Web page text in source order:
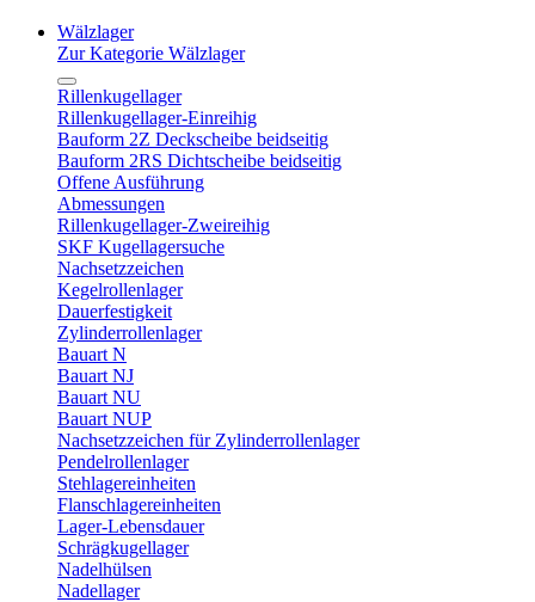
Wälzlager
Zur Kategorie Wälzlager
Rillenkugellager
Rillenkugellager-Einreihig
Bauform 2Z Deckscheibe beidseitig
Bauform 2RS Dichtscheibe beidseitig
Offene Ausführung
Abmessungen
Rillenkugellager-Zweireihig
SKF Kugellagersuche
Nachsetzzeichen
Kegelrollenlager
Dauerfestigkeit
Zylinderrollenlager
Bauart N
Bauart NJ
Bauart NU
Bauart NUP
Nachsetzzeichen für Zylinderrollenlager
Pendelrollenlager
Stehlagereinheiten
Flanschlagereinheiten
Lager-Lebensdauer
Schrägkugellager
Nadelhülsen
Nadellager